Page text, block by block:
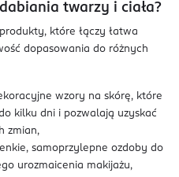
twarzy i ciała?
które łączy łatwa
dopasowania do różnych
wzory na skórę, które
kilku dni i pozwalają uzyskać
zmian,
samoprzylepne ozdoby do
urozmaicenia makijażu,